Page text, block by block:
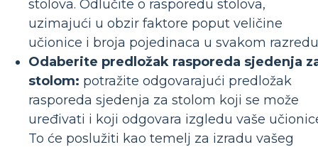
stolova. Odlučite o rasporedu stolova,
uzimajući u obzir faktore poput veličine
učionice i broja pojedinaca u svakom
Odaberite predložak rasporeda sjedenja
stolom: potražite odgovarajući predložak
rasporeda sjedenja za stolom koji se može
uređivati ​​i koji odgovara izgledu vaše
To će poslužiti kao temelj za izradu vašeg